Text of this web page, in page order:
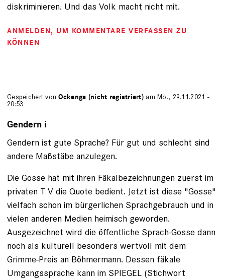
diskriminieren. Und das Volk macht nicht mit.
ANMELDEN, UM KOMMENTARE VERFASSEN ZU
KÖNNEN
Gespeichert vonOckenga (nicht registriert) am Mo., 29.11.2021 -
20:53
Gendern i
Gendern ist gute Sprache? Für gut und schlecht sind
andere Maßstäbe anzulegen.
Die Gosse hat mit ihren Fäkalbezeichnungen zuerst im
privaten T V die Quote bedient. Jetzt ist diese "Gosse"
vielfach schon im bürgerlichen Sprachgebrauch und in
vielen anderen Medien heimisch geworden.
Ausgezeichnet wird die öffentliche Sprach-Gosse dann
noch als kulturell besonders wertvoll mit dem
Grimme-Preis an Böhmermann. Dessen fäkale
Umgangssprache kann im SPIEGEL (Stichwort